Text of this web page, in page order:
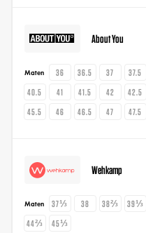
About You
Maten 36 36.5 37 37.5
40.5
41 41.5 42 42.5
45.5
46 46.5 47 47.5
Wehkamp
Maten 37⅓ 38 38⅔ 39⅓
44⅔
45⅓